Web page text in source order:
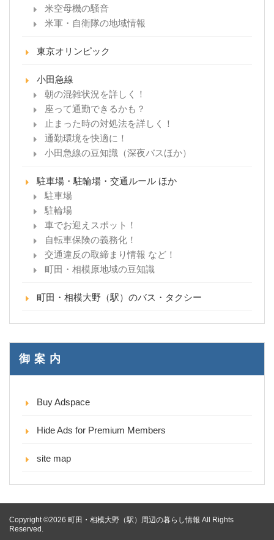
米空母機の騒音
米軍・自衛隊の地域情報
東京オリンピック
小田急線
朝の混雑状況を詳しく！
座って通勤できるかも？
止まった時の対処法を詳しく！
通勤環境を快適に！
小田急線の豆知識（深夜バスほか）
駐車場・駐輪場・交通ルール ほか
駐車場
駐輪場
車でお迎えスポット！
自転車保険の義務化！
交通違反の取締まり情報 など！
町田・相模原地域の豆知識
町田・相模大野（駅）のバス・タクシー
御 案 内
Buy Adspace
Hide Ads for Premium Members
site map
Copyright ©2026 町田・相模大野（駅）周辺の暮らし情報 All Rights
Reserved.